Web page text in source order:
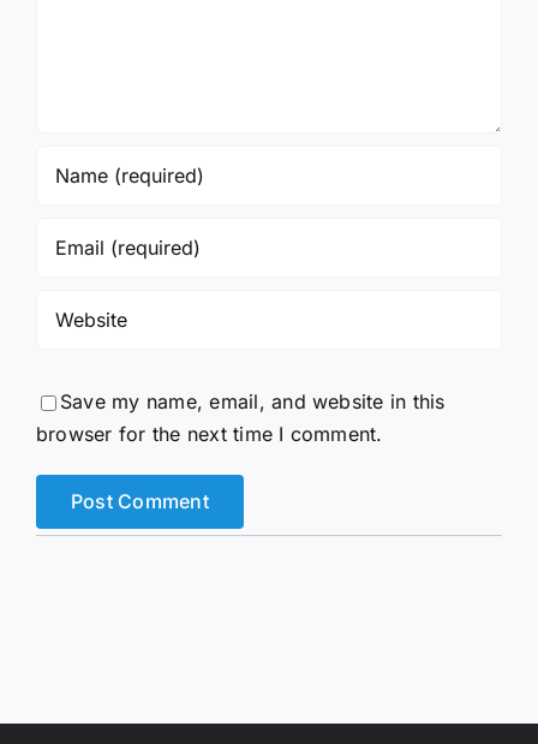
Save my name, email, and website in this
browser for the next time I comment.